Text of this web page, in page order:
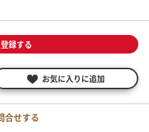
録する
お気に入りに追加
合せする